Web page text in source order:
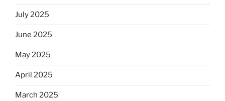
July 2025
June 2025
May 2025
April 2025
March 2025